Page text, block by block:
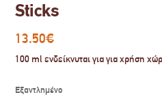
Sticks
13.50€
100 ml ενδείκνυται για για χρήση
Εξαντλημένο